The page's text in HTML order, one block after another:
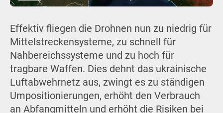
Effektiv fliegen die Drohnen nun zu niedrig für
Mittelstreckensysteme, zu schnell für
Nahbereichssysteme und zu hoch für
tragbare Waffen. Dies dehnt das ukrainische
Luftabwehrnetz aus, zwingt es zu ständigen
Umpositionierungen, erhöht den Verbrauch
an Abfangmitteln und erhöht die Risiken bei